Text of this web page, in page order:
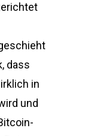
dass
in
und